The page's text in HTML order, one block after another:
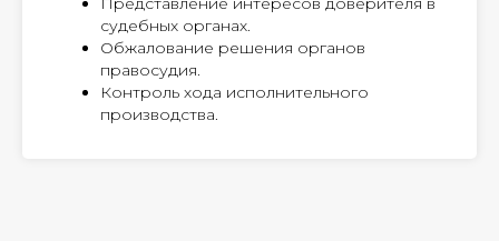
судебных органах.
Обжалование решения органов
правосудия.
Контроль хода исполнительного
производства.